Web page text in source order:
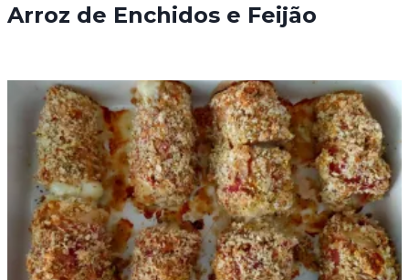
Arroz de Enchidos e Feijão